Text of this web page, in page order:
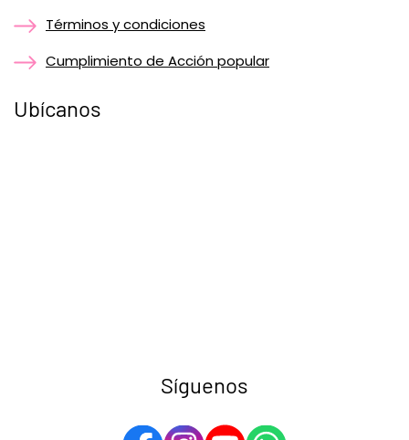
Términos y condiciones
Cumplimiento de Acción popular
Ubícanos
Síguenos